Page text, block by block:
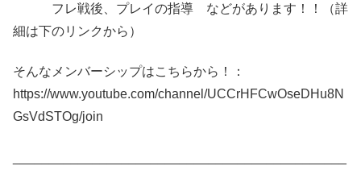
フレ戦後、プレイの指導 などがあります！！（詳
細は下のリンクから）
そんなメンバーシップはこちらから！：
https://www.youtube.com/channel/UCCrHFCwOseDHu8N
GsVdSTOg/join